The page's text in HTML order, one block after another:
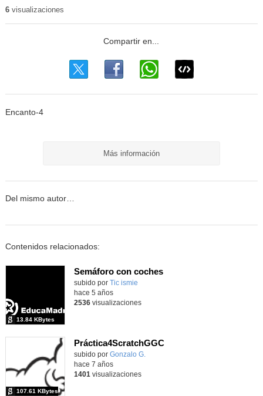
6visualizaciones
Encanto-4
Más información
Del mismo autor…
Contenidos relacionados:
Semáforo con coches
Contenido educativo.
subido por Tic ismie
13.84 KBytes
hace 5 años
2536visualizaciones
Práctica4ScratchGGC
Contenido educativo.
subido por Gonzalo G.
107.61 KBytes
hace 7 años
1401 visualizaciones